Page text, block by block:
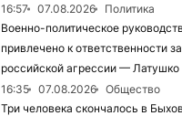
16:57
07.08.2026
Политика
Военно-политическое
привлечено к ответственности
российской агрессии — Латушко
16:35
07.08.2026
Общество
Три человека скончалось в